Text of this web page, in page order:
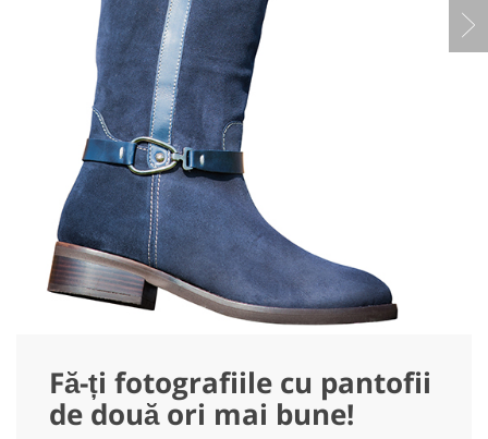
Fă-ți fotografiile cu pantofii
de două ori mai bune!